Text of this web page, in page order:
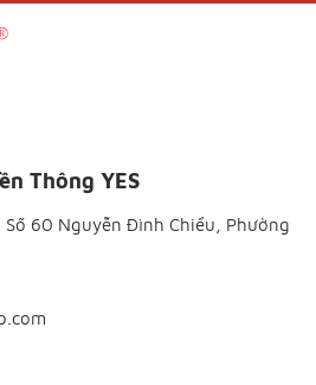
Thông YES
Số 60 Nguyễn Đình Chiểu, Phường